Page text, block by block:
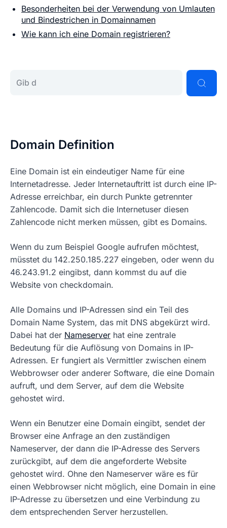
Besonderheiten bei der Verwendung von Umlauten
und Bindestrichen in Domainnamen
Wie kann ich eine Domain registrieren?
Mit dem Abspielen
Datenschutzhinweise von
Domain Definition
Eine Domain ist ein eindeutiger Name für eine
Internetadresse. Jeder Internetauftritt ist durch eine IP-
Adresse erreichbar, ein durch Punkte getrennter
Zahlencode. Damit sich die Internetuser diesen
Zahlencode nicht merken müssen, gibt es Domains.
Wenn du zum Beispiel Google aufrufen möchtest,
müsstet du 142.250.185.227 eingeben, oder wenn du
46.243.91.2 eingibst, dann kommst du auf die
Website von checkdomain.
Alle Domains und IP-Adressen sind ein Teil des
Domain Name System, das mit DNS abgekürzt wird.
Dabei hat der Nameserver hat eine zentrale
Bedeutung für die Auflösung von Domains in IP-
Adressen. Er fungiert als Vermittler zwischen einem
Webbrowser oder anderer Software, die eine Domain
aufruft, und dem Server, auf dem die Website
gehostet wird.
Wenn ein Benutzer eine Domain eingibt, sendet der
Browser eine Anfrage an den zuständigen
Nameserver, der dann die IP-Adresse des Servers
zurückgibt, auf dem die angeforderte Website
gehostet wird. Ohne den Nameserver wäre es für
einen Webbrowser nicht möglich, eine Domain in eine
IP-Adresse zu übersetzen und eine Verbindung zu
dem entsprechenden Server herzustellen.